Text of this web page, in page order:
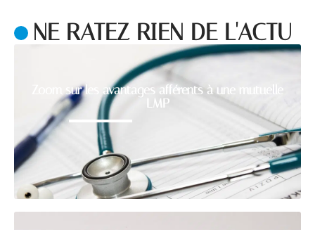
NE RATEZ RIEN DE L'ACTU
Zoom sur les avantages afférents à une mutuelle
LMP